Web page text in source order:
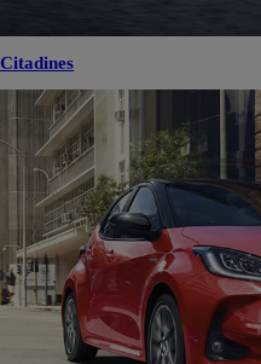
Citadines